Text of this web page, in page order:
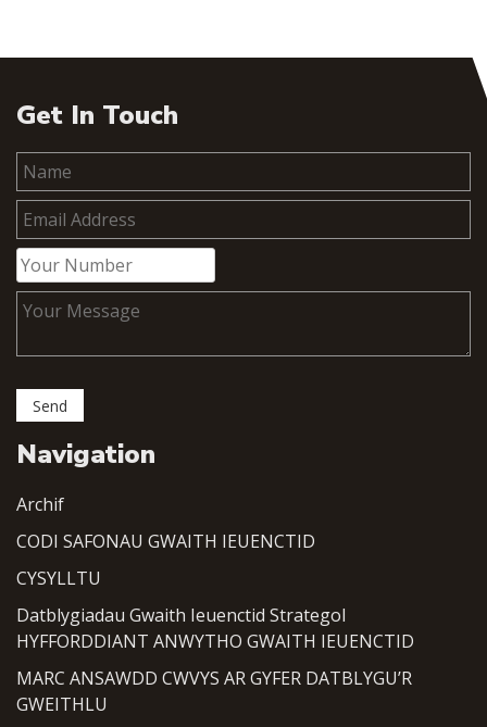
Get In Touch
Navigation
Archif
CODI SAFONAU GWAITH IEUENCTID
CYSYLLTU
Datblygiadau Gwaith Ieuenctid Strategol
HYFFORDDIANT ANWYTHO GWAITH IEUENCTID
MARC ANSAWDD CWVYS AR GYFER DATBLYGU’R
GWEITHLU